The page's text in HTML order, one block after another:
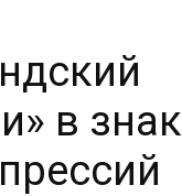
в знак